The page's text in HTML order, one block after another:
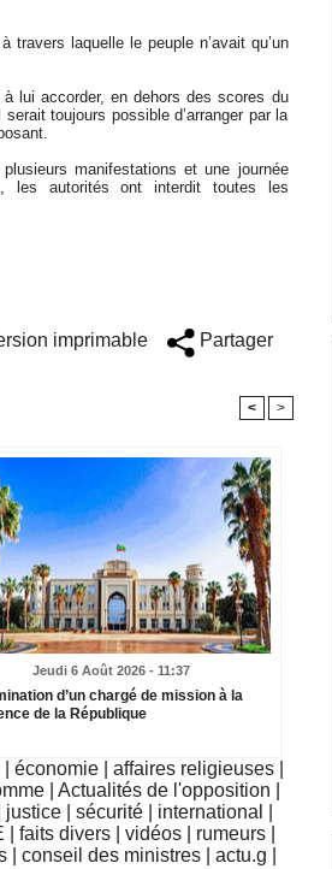
travers laquelle le peuple n’avait qu’un
lui accorder, en dehors des scores du
toujours possible d’arranger par la
manifestations et une journée
les autorités ont interdit toutes les
imprimable Partager
< >
Jeudi 6 Août 2026 - 11:37
d’un chargé de mission à la
de la République
économie affaires religieuses
Actualités de l'opposition
justice sécurité international
faits divers vidéos rumeurs
conseil des ministres actu.g